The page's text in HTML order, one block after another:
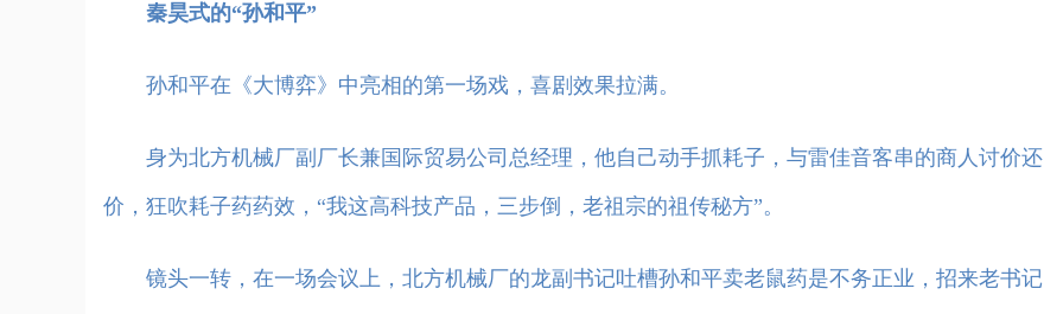
秦昊式的“孙和平”
孙和平在《大博弈》中亮相的第一场戏，喜剧效果拉满。
身为北方机械厂副厂长兼国际贸易公司总经理，他自己动手抓耗子，与雷佳音客串的商人讨价还
价，狂吹耗子药药效，“我这高科技产品，三步倒，老祖宗的祖传秘方”。
镜头一转，在一场会议上，北方机械厂的龙副书记吐槽孙和平卖老鼠药是不务正业，招来老书记